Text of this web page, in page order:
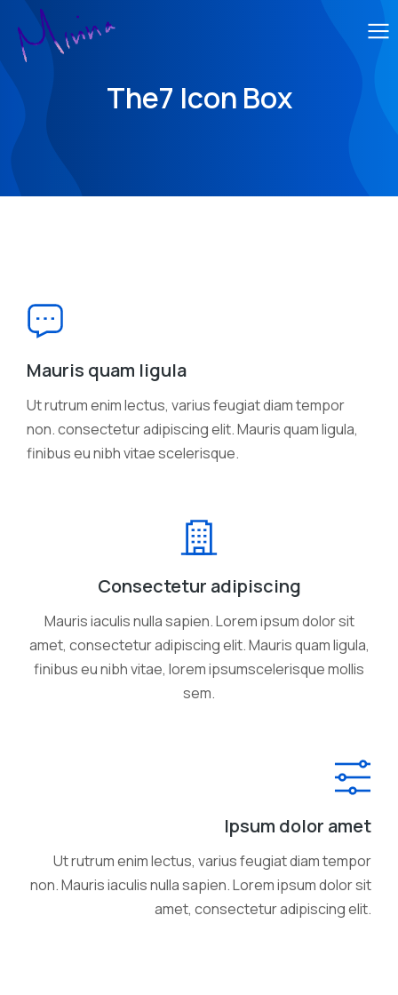
The7 Icon Box
Mauris quam ligula
Ut rutrum enim lectus, varius feugiat diam tempor
non. consectetur adipiscing elit. Mauris quam ligula,
finibus eu nibh vitae scelerisque.
Consectetur adipiscing
Mauris iaculis nulla sapien. Lorem ipsum dolor sit
amet, consectetur adipiscing elit. Mauris quam ligula,
finibus eu nibh vitae, lorem ipsumscelerisque mollis
sem.
Ipsum dolor amet
Ut rutrum enim lectus, varius feugiat diam tempor
non. Mauris iaculis nulla sapien. Lorem ipsum dolor sit
amet, consectetur adipiscing elit.